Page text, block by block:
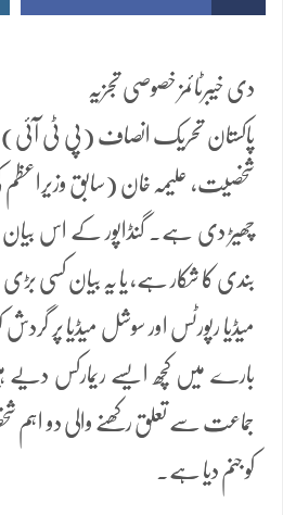
دی خیبرٹائمز خصوصی تجزیہ
پاکستان تحریک انصاف (پی ٹی آئی) کے
شخصیت، علیمہ خان (سابق
چھیڑ دی ہے۔ گنڈاپور کے اس بیان
بندی کا شکار ہے، یا یہ بیان کسی
میڈیا رپورٹس اور سوشل میڈیا پر
بارے میں کچھ ایسے ریمارکس
جماعت سے تعلق رکھنے والی دو اہم
کو جنم دیا ہے۔